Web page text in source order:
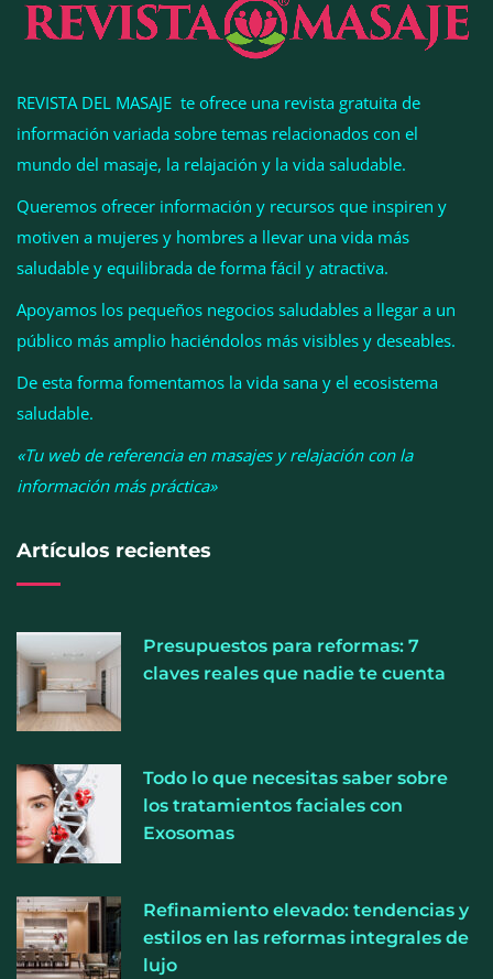
Perfumería Laura incorpora Nasomatto a su
Allianz: el calor dispara los siniestros del hogar en
España
REVISTA DEL MASAJE te ofrece una revista gratuita de
información variada sobre temas relacionados con el
mundo del masaje, la relajación y la vida saludable.
Queremos ofrecer información y recursos que inspiren y
motiven a mujeres y hombres a llevar una vida más
saludable y equilibrada de forma fácil y atractiva.
Apoyamos los pequeños negocios saludables a llegar a un
público más amplio haciéndolos más visibles y deseables.
De esta forma fomentamos la vida sana y el ecosistema
saludable.
«Tu web de referencia en masajes y relajación con la
información más práctica»
Artículos recientes
Presupuestos para reformas: 7
claves reales que nadie te cuenta
Todo lo que necesitas saber sobre
los tratamientos faciales con
Exosomas
Refinamiento elevado: tendencias y
estilos en las reformas integrales de
lujo